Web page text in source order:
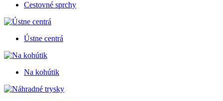
Cestovné sprchy
Ústne centrá
Na kohútik